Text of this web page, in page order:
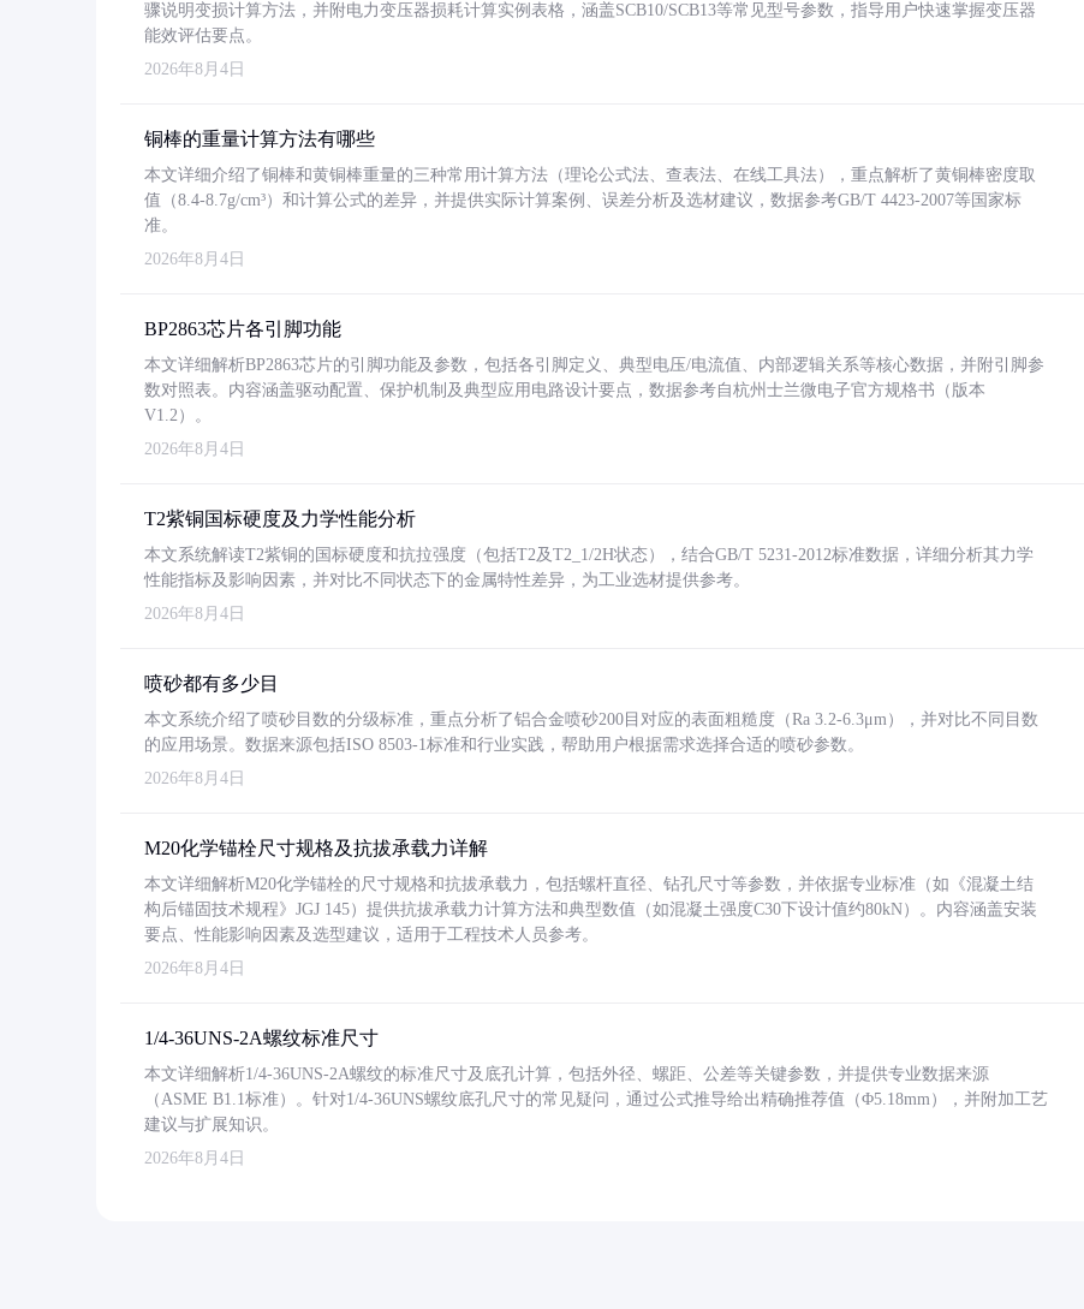
骤说明变损计算方法，并附电力变压器损耗计算实例表格，涵盖SCB10/SCB13等常见型号参数，指导用户快速掌握变压器
能效评估要点。
2026年8月4日
铜棒的重量计算方法有哪些
本文详细介绍了铜棒和黄铜棒重量的三种常用计算方法（理论公式法、查表法、在线工具法），重点解析了黄铜棒密度取
值（8.4-8.7g/cm³）和计算公式的差异，并提供实际计算案例、误差分析及选材建议，数据参考GB/T 4423-2007等国家标
准。
2026年8月4日
BP2863芯片各引脚功能
本文详细解析BP2863芯片的引脚功能及参数，包括各引脚定义、典型电压/电流值、内部逻辑关系等核心数据，并附引脚参
数对照表。内容涵盖驱动配置、保护机制及典型应用电路设计要点，数据参考自杭州士兰微电子官方规格书（版本
V1.2）。
2026年8月4日
T2紫铜国标硬度及力学性能分析
本文系统解读T2紫铜的国标硬度和抗拉强度（包括T2及T2_1/2H状态），结合GB/T 5231-2012标准数据，详细分析其力学
性能指标及影响因素，并对比不同状态下的金属特性差异，为工业选材提供参考。
2026年8月4日
喷砂都有多少目
本文系统介绍了喷砂目数的分级标准，重点分析了铝合金喷砂200目对应的表面粗糙度（Ra 3.2-6.3μm），并对比不同目数
的应用场景。数据来源包括ISO 8503-1标准和行业实践，帮助用户根据需求选择合适的喷砂参数。
2026年8月4日
M20化学锚栓尺寸规格及抗拔承载力详解
本文详细解析M20化学锚栓的尺寸规格和抗拔承载力，包括螺杆直径、钻孔尺寸等参数，并依据专业标准（如《混凝土结
构后锚固技术规程》JGJ 145）提供抗拔承载力计算方法和典型数值（如混凝土强度C30下设计值约80kN）。内容涵盖安装
要点、性能影响因素及选型建议，适用于工程技术人员参考。
2026年8月4日
1/4-36UNS-2A螺纹标准尺寸
本文详细解析1/4-36UNS-2A螺纹的标准尺寸及底孔计算，包括外径、螺距、公差等关键参数，并提供专业数据来源
（ASME B1.1标准）。针对1/4-36UNS螺纹底孔尺寸的常见疑问，通过公式推导给出精确推荐值（Φ5.18mm），并附加工艺
建议与扩展知识。
2026年8月4日